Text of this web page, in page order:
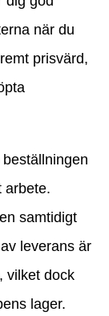
när du
prisvärd,
arbete.
samtidigt
leverans är
vilket dock
lager.